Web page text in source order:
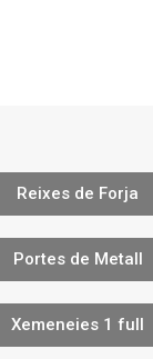
Reixes de Forja
Portes de Metall
Xemeneies 1 full